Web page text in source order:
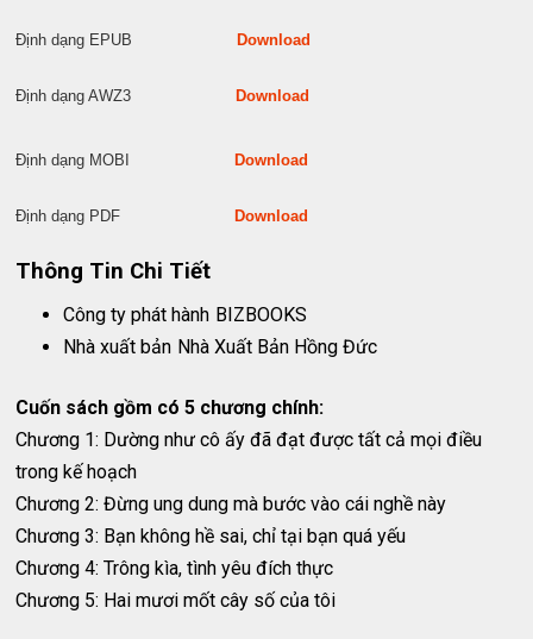
Định dạng EPUB Download
Định dạng AWZ3 Download
Định dạng MOBI Download
Định dạng PDF Download
Thông Tin Chi Tiết
Công ty phát hành BIZBOOKS
Nhà xuất bản Nhà Xuất Bản Hồng Đức
Cuốn sách gồm có 5 chương chính:
Chương 1: Dường như cô ấy đã đạt được tất cả mọi điều
trong kế hoạch
Chương 2: Đừng ung dung mà bước vào cái nghề này
Chương 3: Bạn không hề sai, chỉ tại bạn quá yếu
Chương 4: Trông kìa, tình yêu đích thực
Chương 5: Hai mươi mốt cây số của tôi